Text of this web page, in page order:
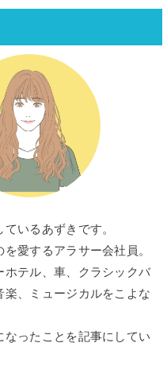
いるあずきです。
愛するアラサー会社員。
ホテル、車、クラシックバ
楽、ミュージカルをこよな
なったことを記事にしてい